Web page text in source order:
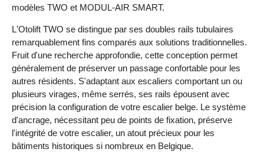
modèles TWO et MODUL-AIR SMART.
L'Otolift TWO se distingue par ses doubles rails tubulaires
remarquablement fins comparés aux solutions traditionnelles.
Fruit d'une recherche approfondie, cette conception permet
généralement de préserver un passage confortable pour les
autres résidents. S'adaptant aux escaliers comportant un ou
plusieurs virages, même serrés, ses rails épousent avec
précision la configuration de votre escalier belge. Le système
d'ancrage, nécessitant peu de points de fixation, préserve
l'intégrité de votre escalier, un atout précieux pour les
bâtiments historiques si nombreux en Belgique.